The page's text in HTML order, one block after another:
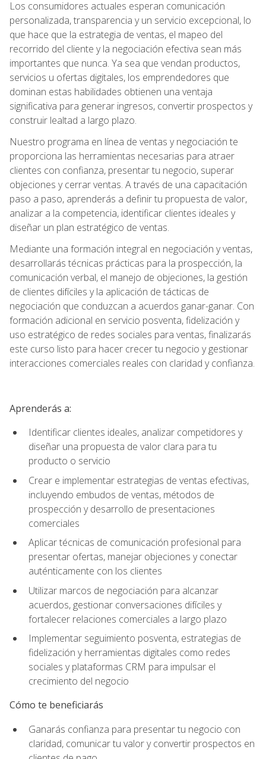
Los consumidores actuales esperan comunicación
personalizada, transparencia y un servicio excepcional, lo
que hace que la estrategia de ventas, el mapeo del
recorrido del cliente y la negociación efectiva sean más
importantes que nunca. Ya sea que vendan productos,
servicios u ofertas digitales, los emprendedores que
dominan estas habilidades obtienen una ventaja
significativa para generar ingresos, convertir prospectos y
construir lealtad a largo plazo.
Nuestro programa en línea de ventas y negociación te
proporciona las herramientas necesarias para atraer
clientes con confianza, presentar tu negocio, superar
objeciones y cerrar ventas. A través de una capacitación
paso a paso, aprenderás a definir tu propuesta de valor,
analizar a la competencia, identificar clientes ideales y
diseñar un plan estratégico de ventas.
Mediante una formación integral en negociación y ventas,
desarrollarás técnicas prácticas para la prospección, la
comunicación verbal, el manejo de objeciones, la gestión
de clientes difíciles y la aplicación de tácticas de
negociación que conduzcan a acuerdos ganar-ganar. Con
formación adicional en servicio posventa, fidelización y
uso estratégico de redes sociales para ventas, finalizarás
este curso listo para hacer crecer tu negocio y gestionar
interacciones comerciales reales con claridad y confianza.
Aprenderás a:
Identificar clientes ideales, analizar competidores y
diseñar una propuesta de valor clara para tu
producto o servicio
Crear e implementar estrategias de ventas efectivas,
incluyendo embudos de ventas, métodos de
prospección y desarrollo de presentaciones
comerciales
Aplicar técnicas de comunicación profesional para
presentar ofertas, manejar objeciones y conectar
auténticamente con los clientes
Utilizar marcos de negociación para alcanzar
acuerdos, gestionar conversaciones difíciles y
fortalecer relaciones comerciales a largo plazo
Implementar seguimiento posventa, estrategias de
fidelización y herramientas digitales como redes
sociales y plataformas CRM para impulsar el
crecimiento del negocio
Cómo te beneficiarás
Ganarás confianza para presentar tu negocio con
claridad, comunicar tu valor y convertir prospectos en